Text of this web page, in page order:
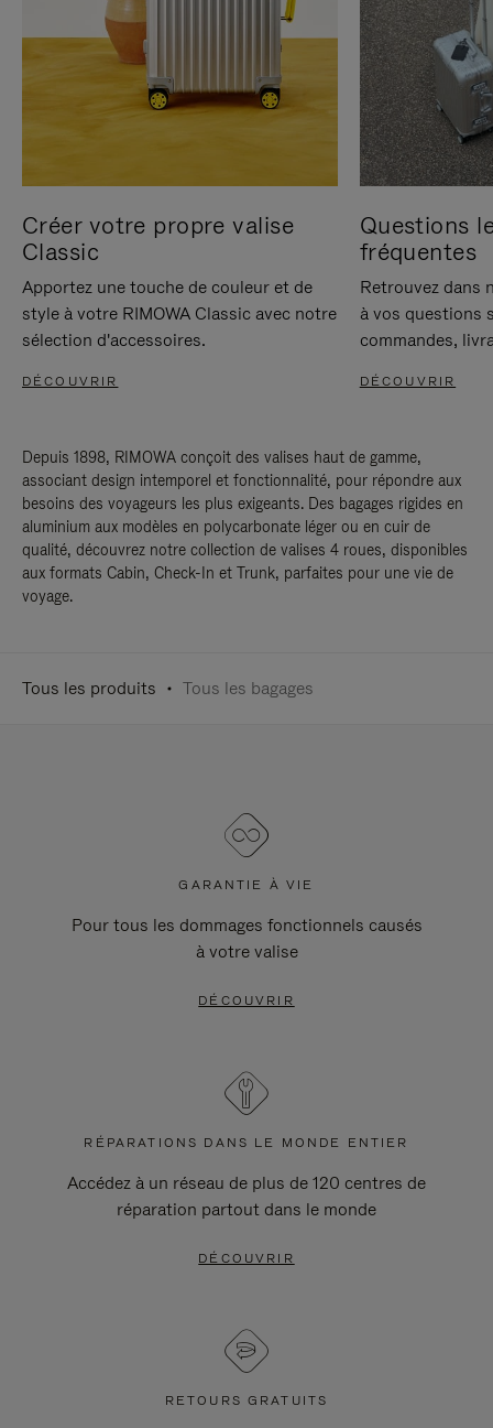
Créer votre propre valise
Classic
Apportez une touche de couleur et de
style à votre RIMOWA Classic avec notre
sélection d'accessoires.
DÉCOUVRIR
Questions
fréquentes
Retrouvez dans
à vos questions
commandes,
DÉCOUVRIR
Depuis 1898, RIMOWA conçoit des valises haut de gamme,
associant design intemporel et fonctionnalité, pour répondre aux
besoins des voyageurs les plus exigeants. Des bagages rigides en
aluminium aux modèles en polycarbonate léger ou en cuir de
qualité, découvrez notre collection de valises 4 roues, disponibles
aux formats Cabin, Check-In et Trunk, parfaites pour une vie de
voyage.
Tous les produits Tous les bagages
GARANTIE À VIE
Pour tous les dommages fonctionnels causés
à votre valise
DÉCOUVRIR
RÉPARATIONS DANS LE MONDE ENTIER
Accédez à un réseau de plus de 120 centres de
réparation partout dans le monde
DÉCOUVRIR
RETOURS GRATUITS